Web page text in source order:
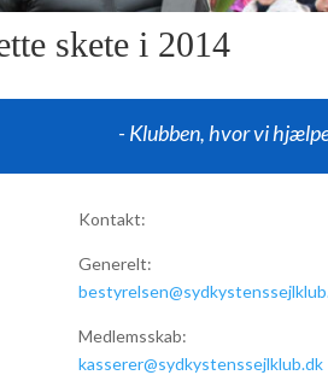
skete i 2014
- Klubben, hvor vi
Kontakt:
Generelt:
Medlemsskab:
kasserer@sydkystenssejlklub.dk